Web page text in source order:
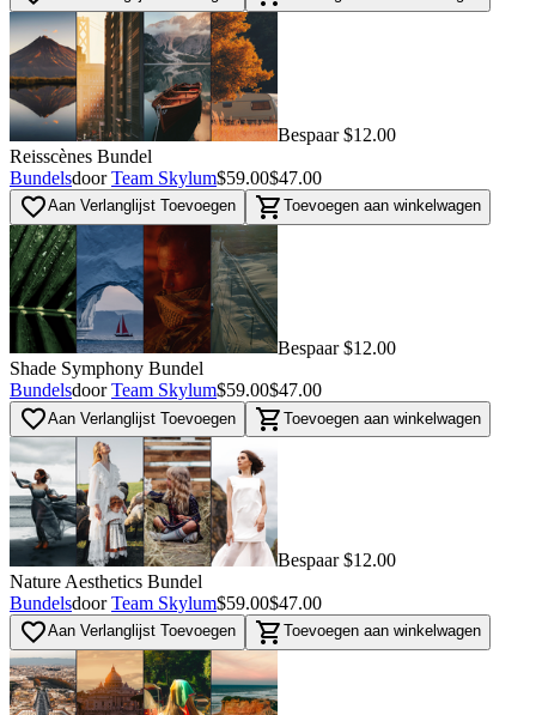
Bespaar $12.00
Reisscènes Bundel
Bundelsdoor Team Skylum$59.00$47.00
favorite_borderAan Verlanglijst Toevoegen shopping_cart Toevoegen aan winkelwagen
Bespaar $12.00
Shade Symphony Bundel
Bundelsdoor Team Skylum$59.00$47.00
favorite_borderAan Verlanglijst Toevoegen shopping_cart Toevoegen aan winkelwagen
Bespaar $12.00
Nature Aesthetics Bundel
Bundelsdoor Team Skylum$59.00$47.00
favorite_borderAan Verlanglijst Toevoegen shopping_cart Toevoegen aan winkelwagen